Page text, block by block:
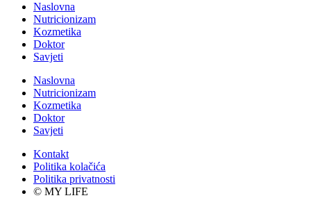
Naslovna
Nutricionizam
Kozmetika
Doktor
Savjeti
Naslovna
Nutricionizam
Kozmetika
Doktor
Savjeti
Kontakt
Politika kolačića
Politika privatnosti
© MY LIFE